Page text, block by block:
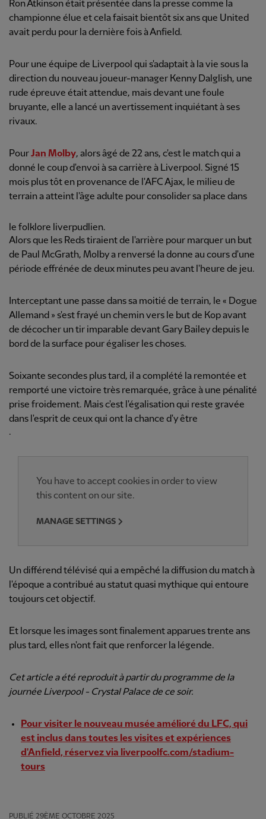
Ron Atkinson était présentée dans la presse comme la
championne élue et cela faisait bientôt six ans que United
avait perdu pour la dernière fois à Anfield.
Pour une équipe de Liverpool qui s'adaptait à la vie sous la
direction du nouveau joueur-manager Kenny Dalglish, une
rude épreuve était attendue, mais devant une foule
bruyante, elle a lancé un avertissement inquiétant à ses
rivaux.
PourJan Molby, alors âgé de 22 ans, c'est le match qui a
donné le coup d'envoi à sa carrière à Liverpool. Signé 15
mois plus tôt en provenance de l'AFC Ajax, le milieu de
terrain a atteint l'âge adulte pour consolider sa place dans
le folklore liverpudlien.
Alors que les Reds tiraient de l'arrière pour marquer un but
de Paul McGrath, Molby a renversé la donne au cours d'une
période effrénée de deux minutes peu avant l'heure de jeu.
Interceptant une passe dans sa moitié de terrain, le « Dogue
Allemand » s'est frayé un chemin vers le but de Kop avant
de décocher un tir imparable devant Gary Bailey depuis le
bord de la surface pour égaliser les choses.
Soixante secondes plus tard, il a complété la remontée et
remporté une victoire très remarquée, grâce à une pénalité
prise froidement. Mais c'est l'égalisation qui reste gravée
dans l'esprit de ceux qui ont la chance d'y être
.
You have to accept cookies in order to view
this content on our site.
MANAGE SETTINGS
Un différend télévisé qui a empêché la diffusion du match à
l'époque a contribué au statut quasi mythique qui entoure
toujours cet objectif.
Et lorsque les images sont finalement apparues trente ans
plus tard, elles n'ont fait que renforcer la légende.
Cet article a été reproduit à partir du programme de la
journée Liverpool - Crystal Palace de ce soir.
Pour visiter le nouveau musée amélioré du LFC, qui
est inclus dans toutes les visites et expériences
d'Anfield, réservez via liverpoolfc.com/stadium-
tours
PUBLIÉ 29ÈME OCTOBRE 2025